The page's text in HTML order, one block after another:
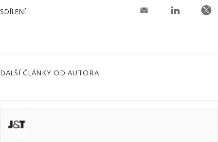
SDÍLENÍ
DALŠÍ ČLÁNKY OD AUTORA